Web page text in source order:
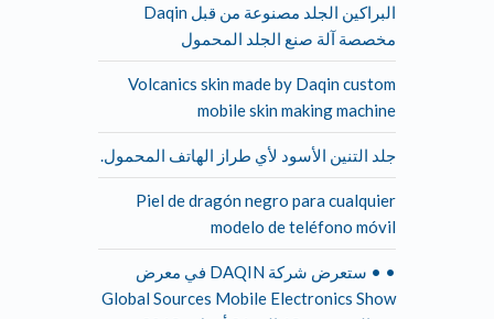
البراكين الجلد مصنوعة من قبل Daqin
مخصصة آلة صنع الجلد المحمول
Volcanics skin made by Daqin custom
mobile skin making machine
جلد التنين الأسود لأي طراز الهاتف المحمول.
Piel de dragón negro para cualquier
modelo de teléfono móvil
• • ستعرض شركة DAQIN في معرض
Global Sources Mobile Electronics Show